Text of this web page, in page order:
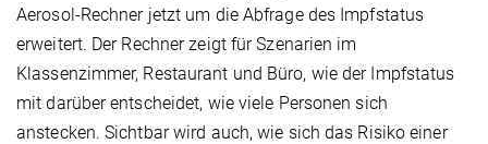
Aerosol-Rechner jetzt um die Abfrage des Impfstatus
erweitert. Der Rechner zeigt für Szenarien im
Klassenzimmer, Restaurant und Büro, wie der Impfstatus
mit darüber entscheidet, wie viele Personen sich
anstecken. Sichtbar wird auch, wie sich das Risiko einer